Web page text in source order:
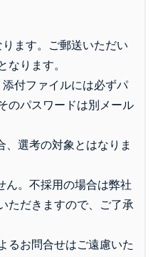
ます。ご郵送いただい
なります。
付ファイルには必ずパ
のパスワードは別メール
選考の対象とはなりま
。不採用の場合は弊社
ただきますので、ご了承
るお問合せはご遠慮いた